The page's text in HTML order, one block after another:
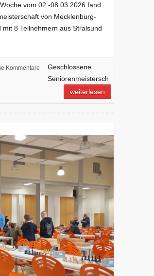
vom 02.-08.03.2026 fand
von Mecklenburg-
8 Teilnehmern aus Stralsund
Kommentare
Geschlossene
Seniorenmeistersch
weiterlesen